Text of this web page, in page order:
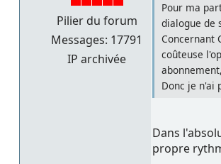
Pilier du forum
Messages: 17791
IP archivée
Pour ma
dialogue de
Concernant
coûteuse
Donc je n'ai
Dans
propre